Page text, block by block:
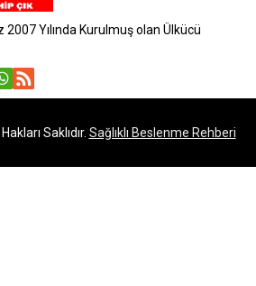
2007 Yılında Kurulmuş olan Ülkücü
Saklıdır. Sağlıklı Beslenme Rehberi